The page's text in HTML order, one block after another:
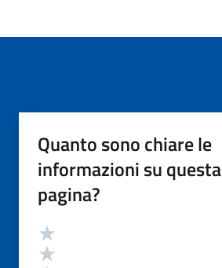
Quanto sono chiare le
informazioni su questa
pagina?
Valutazione